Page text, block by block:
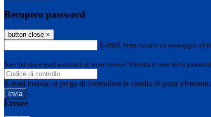
Recupero password
button close ×
E-mail Verrà inviato un messaggio
Non hai una e-mail associata al nome utente? Effettua il reset della
E-mail inviata, si prega di controllare la casella di posta
Errore